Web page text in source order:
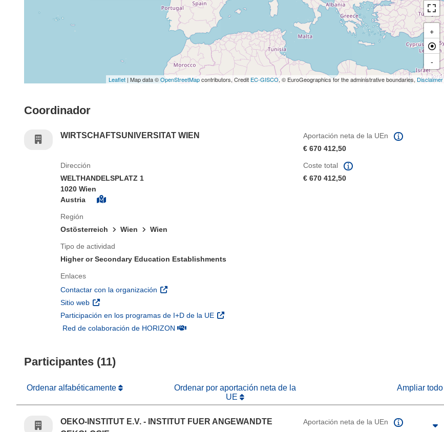
+
-
Leaflet | Map data ©OpenStreetMapcontributors, Credit EC-GISCO, © EuroGeographics for the administrative boundaries, Disclaimer
Coordinador
WIRTSCHAFTSUNIVERSITAT WIEN
Aportación neta de la UEn
€ 670 412,50
Dirección
WELTHANDELSPLATZ 1
1020 Wien
Austria
Región
Ostösterreich
Wien Wien
Tipo de actividad
Higher or Secondary Education Establishments
Enlaces
Contactar con la organización (se abrirá en una nueva ventana)
Sitio web (se abrirá en una nueva ventana)
Participación en los programas de I+D de la UE (se abrirá en una nueva ventana)
Red de colaboración de HORIZON(se abrirá en una nueva ventana)
Coste total
€ 670 412,50
Participantes (11)
Ordenar alfabéticamente
Ordenar por aportación neta de la
UE
Ampliar todo
OEKO-INSTITUT E.V. - INSTITUT FUER ANGEWANDTE
Aportación neta de la UEn